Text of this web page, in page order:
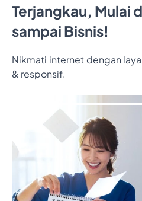
Terjangkau, Mulai
sampai Bisnis!
Nikmati internet dengan
& responsif.